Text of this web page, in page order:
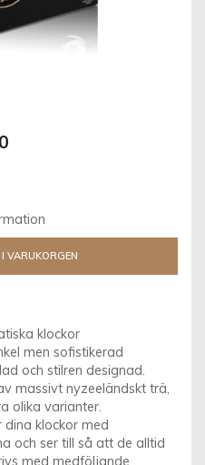
VARUKORGEN
klockor
men sofistikerad
och stilren designad.
massivt nyzeeländskt trä,
olika varianter.
klockor med
och ser till så att de alltid
med medföljande